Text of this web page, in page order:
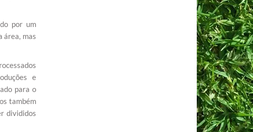
por um
área, mas
e
para o
também
divididos